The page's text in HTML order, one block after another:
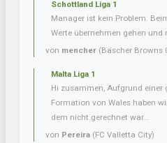
Schottland Liga 1
Manager ist kein Problem.
Werte übernehmen gehen
von mencher (Bäscher Browns
Malta Liga 1
Hi zusammen, Aufgrund einer
Formation von Wales haben
dem nicht gerechnet war...
von Pereira (FC Valletta City)